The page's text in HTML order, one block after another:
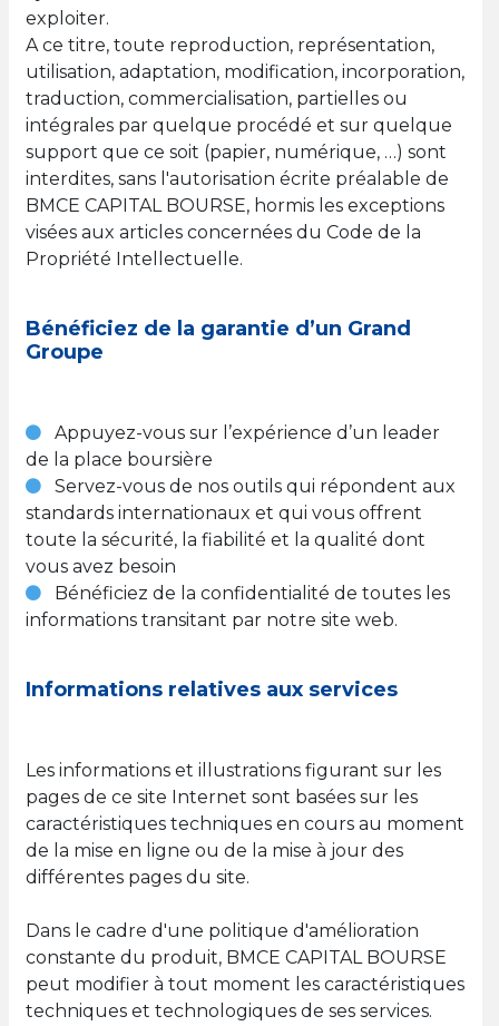
exploiter.
A ce titre, toute reproduction, représentation,
utilisation, adaptation, modification, incorporation,
traduction, commercialisation, partielles ou
intégrales par quelque procédé et sur quelque
support que ce soit (papier, numérique, …) sont
interdites, sans l'autorisation écrite préalable de
BMCE CAPITAL BOURSE, hormis les exceptions
visées aux articles concernées du Code de la
Propriété Intellectuelle.
Bénéficiez de la garantie d’un Grand
Groupe
Appuyez-vous sur l’expérience d’un leader
de la place boursière
Servez-vous de nos outils qui répondent aux
standards internationaux et qui vous offrent
toute la sécurité, la fiabilité et la qualité dont
vous avez besoin
Bénéficiez de la confidentialité de toutes les
informations transitant par notre site web.
Informations relatives aux services
Les informations et illustrations figurant sur les
pages de ce site Internet sont basées sur les
caractéristiques techniques en cours au moment
de la mise en ligne ou de la mise à jour des
différentes pages du site.
Dans le cadre d'une politique d'amélioration
constante du produit, BMCE CAPITAL BOURSE
peut modifier à tout moment les caractéristiques
techniques et technologiques de ses services.